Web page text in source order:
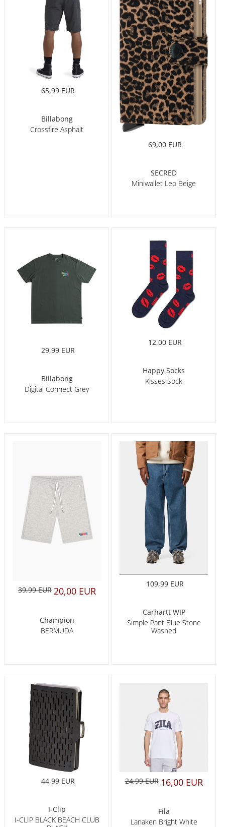
65,99 EUR
Billabong
Crossfire Asphalt
69,00 EUR
SECRED
Miniwallet Leo Beige
29,99 EUR
Billabong
Digital Connect Grey
12,00 EUR
Happy Socks
Kisses Sock
39,99 EUR 20,00 EUR
Champion
BERMUDA
109,99 EUR
Carhartt WIP
Simple Pant Blue Stone
Washed
44,99 EUR
I-Clip
I-CLIP BLACK BEACH CLUB
24,99 EUR 16,00 EUR
Fila
Lanaken Bright White